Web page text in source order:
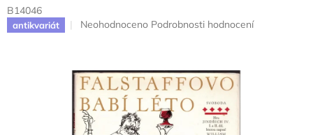
B14046
antikvariát
Průměrné
0,0
z
5
hvězdiček.
Neohodnoceno Podrobnosti hodnocení